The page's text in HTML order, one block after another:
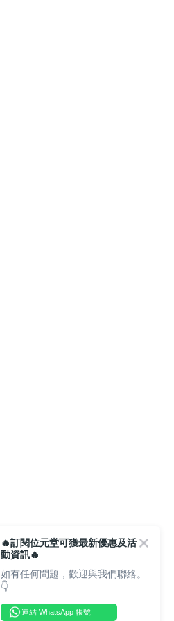
🔥訂閱位元堂可獲最新優惠及活
動資訊🔥
如有任何問題，歡迎與我們聯絡。
👇
連結 WhatsApp 帳號